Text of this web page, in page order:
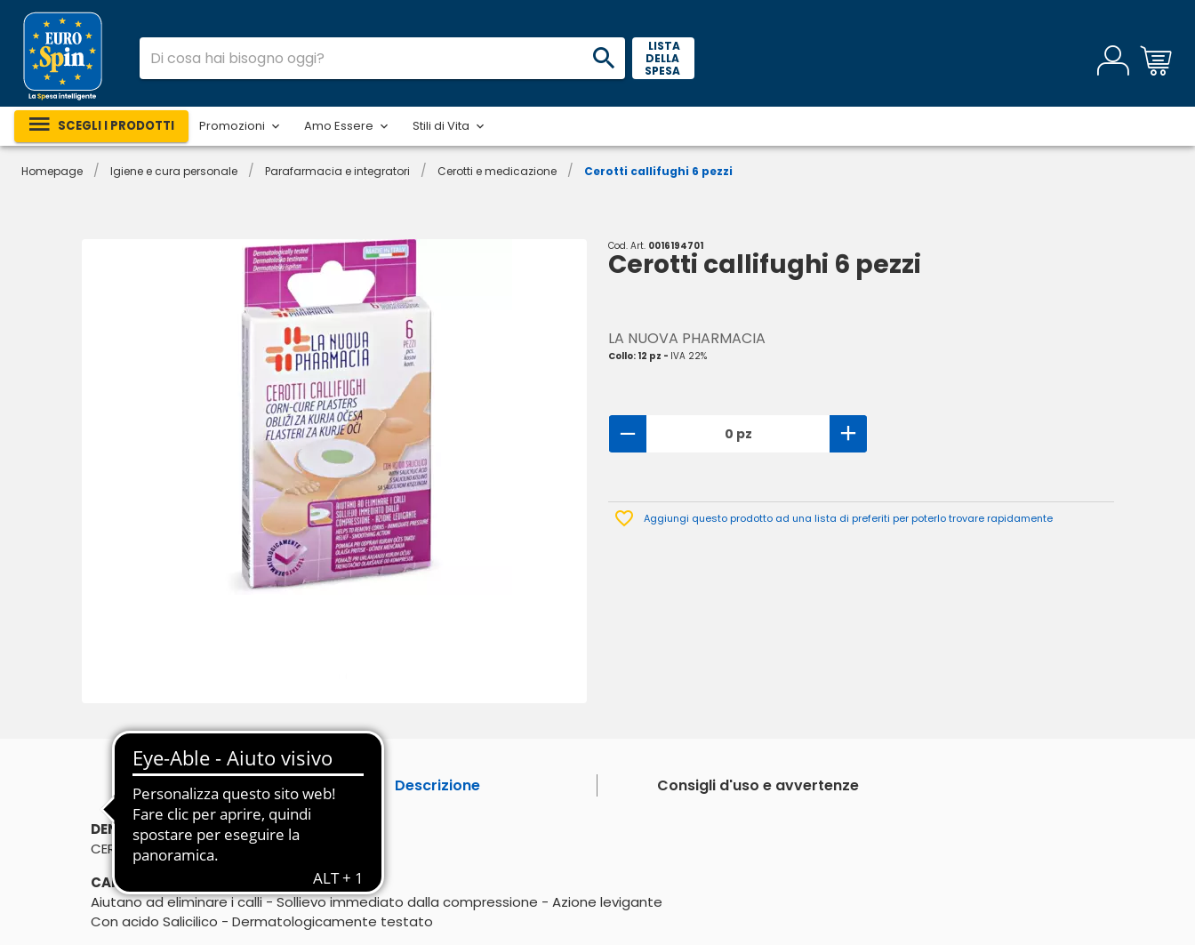
LISTA
DELLA
SPESA
SCEGLI I PRODOTTI Promozioni Amo Essere Stili di Vita
Homepage / Igiene e cura personale / Parafarmacia e integratori / Cerotti e medicazione / Cerotti callifughi 6 pezzi
Cod. Art. 0016194701
Cerotti callifughi 6 pezzi
LA NUOVA PHARMACIA
Collo: 12 pz - IVA 22%
0 pz
Aggiungi questo prodotto ad una lista di preferiti per poterlo trovare rapidamente
Descrizione Consigli d'uso e avvertenze
DENOMINAZIONE DI VENDITA:
CEROTTI CALLIF. DISCO CENTRALE 6PZ
CARATTERISTICHE:
Aiutano ad eliminare i calli - Sollievo immediato dalla compressione - Azione levigante
Con acido Salicilico - Dermatologicamente testato